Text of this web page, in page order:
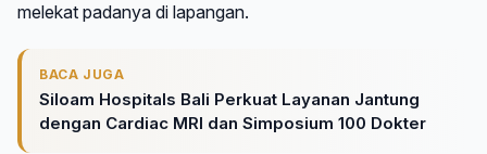
melekat padanya di lapangan.
BACA JUGA
Siloam Hospitals Bali Perkuat Layanan Jantung
dengan Cardiac MRI dan Simposium 100 Dokter